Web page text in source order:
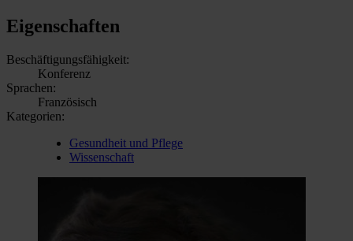
Eigenschaften
Beschäftigungsfähigkeit:
Konferenz
Sprachen:
Französisch
Kategorien:
Gesundheit und Pflege
Wissenschaft